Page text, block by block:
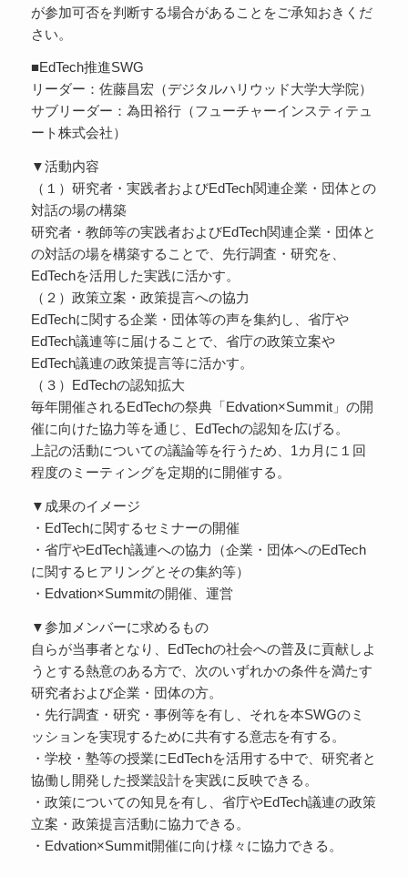
が参加可否を判断する場合があることをご承知おきくだ
さい。
■EdTech推進SWG
リーダー：佐藤昌宏（デジタルハリウッド大学大学院）
サブリーダー：為田裕行（フューチャーインスティテュ
ート株式会社）
▼活動内容
（１）研究者・実践者およびEdTech関連企業・団体との
対話の場の構築
研究者・教師等の実践者およびEdTech関連企業・団体と
の対話の場を構築することで、先行調査・研究を、
EdTechを活用した実践に活かす。
（２）政策立案・政策提言への協力
EdTechに関する企業・団体等の声を集約し、省庁や
EdTech議連等に届けることで、省庁の政策立案や
EdTech議連の政策提言等に活かす。
（３）EdTechの認知拡大
毎年開催されるEdTechの祭典「Edvation×Summit」の開
催に向けた協力等を通じ、EdTechの認知を広げる。
上記の活動についての議論等を行うため、1カ月に１回
程度のミーティングを定期的に開催する。
▼成果のイメージ
・EdTechに関するセミナーの開催
・省庁やEdTech議連への協力（企業・団体へのEdTech
に関するヒアリングとその集約等）
・Edvation×Summitの開催、運営
▼参加メンバーに求めるもの
自らが当事者となり、EdTechの社会への普及に貢献しよ
うとする熱意のある方で、次のいずれかの条件を満たす
研究者および企業・団体の方。
・先行調査・研究・事例等を有し、それを本SWGのミ
ッションを実現するために共有する意志を有する。
・学校・塾等の授業にEdTechを活用する中で、研究者と
協働し開発した授業設計を実践に反映できる。
・政策についての知見を有し、省庁やEdTech議連の政策
立案・政策提言活動に協力できる。
・Edvation×Summit開催に向け様々に協力できる。